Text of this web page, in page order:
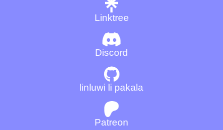
Discord
Linktree
Patreon
linluwi li pakala